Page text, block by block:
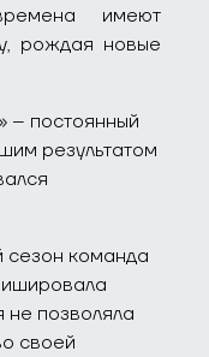
имеют
рождая новые
– постоянный
результатом
сезон команда
не позволяла
своей